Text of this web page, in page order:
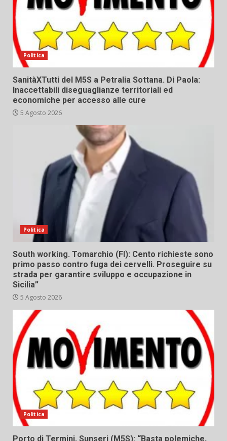
Politica
SanitàXTutti del M5S a Petralia Sottana. Di Paola:
Inaccettabili diseguaglianze territoriali ed
economiche per accesso alle cure
5 Agosto 2026
Politica
South working. Tomarchio (FI): Cento richieste sono
primo passo contro fuga dei cervelli. Proseguire su
strada per garantire sviluppo e occupazione in
Sicilia”
5 Agosto 2026
Politica
Porto di Termini, Sunseri (M5S): “Basta polemiche,